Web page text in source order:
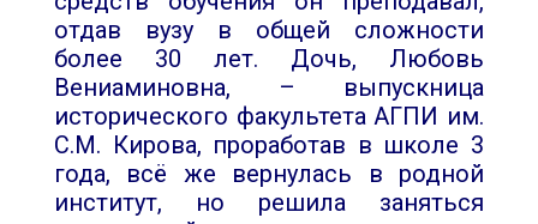
отдав вузу в общей сложности
более 30 лет. Дочь, Любовь
Вениаминовна, – выпускница
исторического факультета АГПИ им.
С.М. Кирова, проработав в школе 3
года, всё же вернулась в родной
институт, но решила заняться